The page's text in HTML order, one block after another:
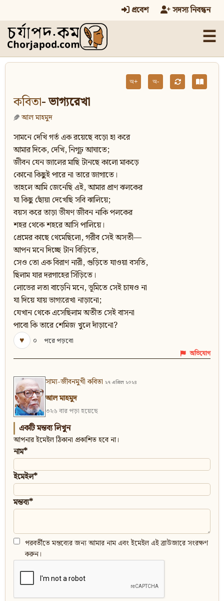
প্রবেশ সদস্য নিবন্ধন
☰
অ+ অ-
কবিতা- ভাগ্যরেখা
আল মাহমুদ
সামনে দেখি গর্ত এক রয়েছে বড়ো হা করে
আমার দিকে, দেখি, নিগূঢ় আঘাতে;
জীবন যেন জালের মাছি টানছে কালো মাকড়ে
কোনো কিছুই পারে না তারে জাগাতে।
তাহলে আমি জেনেছি এই, আমার প্রাণ ঝলকের
যা কিছু ছোঁয়া দেখেছি সবি ঝালিয়ে;
বয়স করে তাড়া ভীষণ জীবন নাকি পলকের
শহর থেকে শহরে আসি পালিয়ে।
প্রেমের কাছে থেমেছিলো, গরীব সেই অসতী—
আপন মনে দিচ্ছে টান বিড়িতে,
সেও তো এক বিরাণ নারী, গুড়িতে যাওয়া বসতি,
ছিলাম যার দরগাহের সিঁড়িতে।
লোভের লতা বাড়েনি মনে, ভূমিতে সেই চাষও না
যা দিয়ে যায় ভাগ্যরেখা নাড়ানো;
যেখান থেকে এসেছিলাম অতীত সেই বাসনা
পাবো কি তারে শেমিজ খুলে দাঁড়ানো?
♥
০ পরে পড়বো
অভিযোগ
সাম্য-জীবনমুখী কবিতা ২৭ এপ্রিল ২০২৪
আল মাহমুদ
৩২৬ বার পড়া হয়েছে
একটি মন্তব্য লিখুন
আপনার ইমেইল ঠিকানা প্রকাশিত হবে না।
নাম*
ইমেইল*
মন্তব্য*
পরবর্তীতে মন্তব্যের জন্য আমার নাম এবং ইমেইল এই ব্রাউজারে সংরক্ষণ
করুন।